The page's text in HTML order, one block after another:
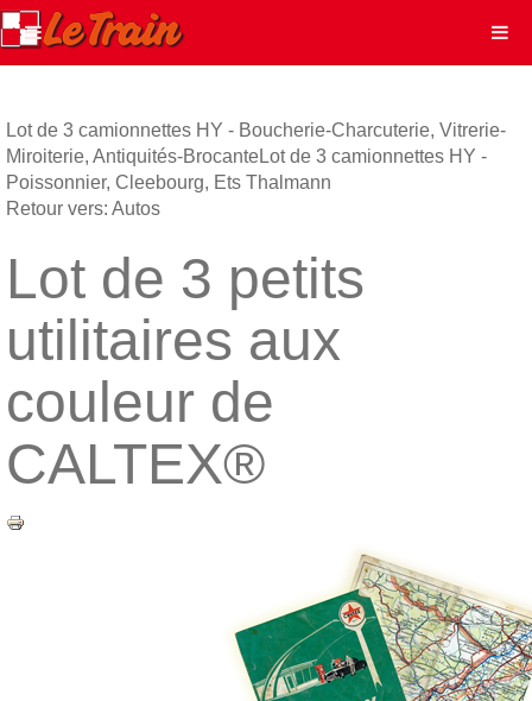
Lot de 3 camionnettes HY - Boucherie-Charcuterie, Vitrerie-
Miroiterie, Antiquités-BrocanteLot de 3 camionnettes HY -
Poissonnier, Cleebourg, Ets Thalmann
Retour vers: Autos
Lot de 3 petits
utilitaires aux
couleur de
CALTEX®